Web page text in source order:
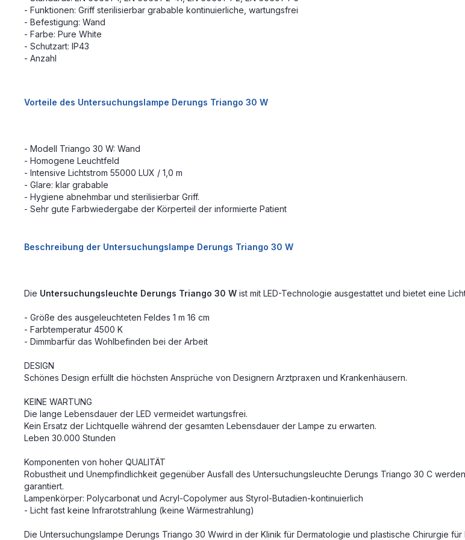
- Funktionen: Griff sterilisierbar grabable kontinuierliche, wartungsfrei
- Befestigung: Wand
- Farbe: Pure White
- Schutzart: IP43
- Anzahl
Vorteile des Untersuchungslampe Derungs Triango 30 W
- Modell Triango 30 W: Wand
- Homogene Leuchtfeld
- Intensive Lichtstrom 55000 LUX / 1,0 m
- Glare: klar grabable
- Hygiene abnehmbar und sterilisierbar Griff.
- Sehr gute Farbwiedergabe der Körperteil der informierte Patient
Beschreibung der Untersuchungslampe Derungs Triango 30 W
Die Untersuchungsleuchte Derungs Triango 30 W ist mit LED-Technologie ausgestattet und bietet eine
- Größe des ausgeleuchteten Feldes 1 m 16 cm
- Farbtemperatur 4500 K
- Dimmbarfür das Wohlbefinden bei der Arbeit
DESIGN
Schönes Design erfüllt die höchsten Ansprüche von Designern Arztpraxen und Krankenhäusern.
KEINE WARTUNG
Die lange Lebensdauer der LED vermeidet wartungsfrei.
Kein Ersatz der Lichtquelle während der gesamten Lebensdauer der Lampe zu erwarten.
Leben 30.000 Stunden
Komponenten von hoher QUALITÄT
Robustheit und Unempfindlichkeit gegenüber Ausfall des Untersuchungsleuchte Derungs Triango 30 C
garantiert.
Lampenkörper: Polycarbonat und Acryl-Copolymer aus Styrol-Butadien-kontinuierlich
- Licht fast keine Infrarotstrahlung (keine Wärmestrahlung)
Die Untersuchungslampe Derungs Triango 30 Wwird in der Klinik für Dermatologie und plastische Chirurgie